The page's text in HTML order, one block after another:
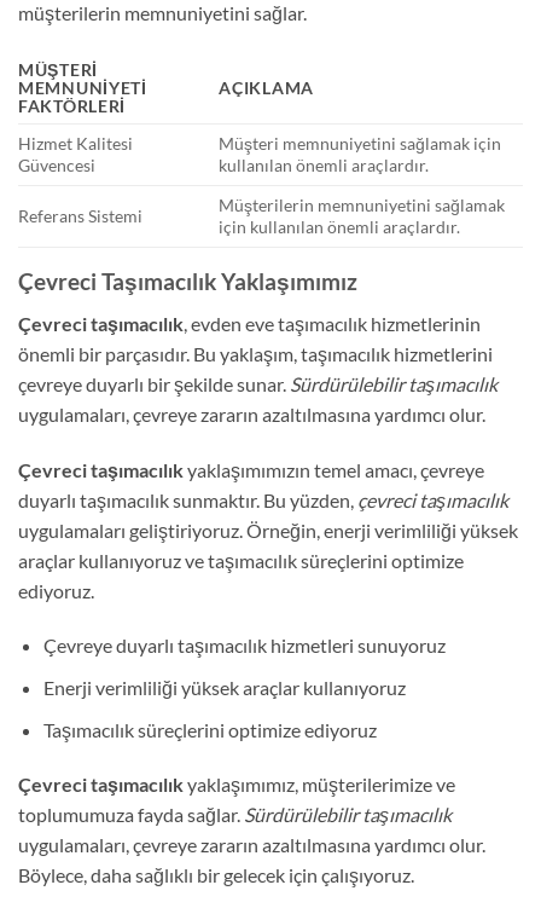
müşterilerin memnuniyetini sağlar.
MÜŞTERI
MEMNUNIYETI
FAKTÖRLERI
AÇIKLAMA
Hizmet Kalitesi
Güvencesi
Müşteri memnuniyetini sağlamak için
kullanılan önemli araçlardır.
Referans Sistemi
Müşterilerin memnuniyetini sağlamak
için kullanılan önemli araçlardır.
Çevreci Taşımacılık Yaklaşımımız
Çevreci taşımacılık, evden eve taşımacılık hizmetlerinin
önemli bir parçasıdır. Bu yaklaşım, taşımacılık hizmetlerini
çevreye duyarlı bir şekilde sunar. Sürdürülebilir taşımacılık
uygulamaları, çevreye zararın azaltılmasına yardımcı olur.
Çevreci taşımacılıkyaklaşımımızın temel amacı, çevreye
duyarlı taşımacılık sunmaktır. Bu yüzden, çevreci taşımacılık
uygulamaları geliştiriyoruz. Örneğin, enerji verimliliği yüksek
araçlar kullanıyoruz ve taşımacılık süreçlerini optimize
ediyoruz.
Çevreye duyarlı taşımacılık hizmetleri sunuyoruz
Enerji verimliliği yüksek araçlar kullanıyoruz
Taşımacılık süreçlerini optimize ediyoruz
Çevreci taşımacılıkyaklaşımımız, müşterilerimize ve
toplumumuza fayda sağlar. Sürdürülebilir taşımacılık
uygulamaları, çevreye zararın azaltılmasına yardımcı olur.
Böylece, daha sağlıklı bir gelecek için çalışıyoruz.